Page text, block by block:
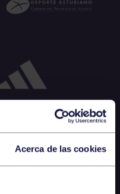
Acerca de las cookies